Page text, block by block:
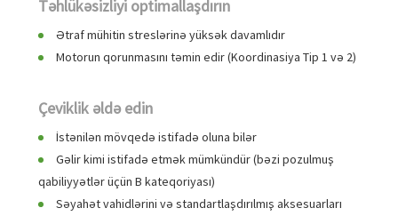
Təhlükəsizliyi optimallaşdırın
Ətraf mühitin streslərinə yüksək davamlıdır
Motorun qorunmasını təmin edir (Koordinasiya Tip 1 və 2)
Çeviklik əldə edin
İstənilən mövqedə istifadə oluna bilər
Gəlir kimi istifadə etmək mümkündür (bəzi pozulmuş
qabiliyyətlər üçün B kateqoriyası)
Səyahət vahidlərini və standartlaşdırılmış aksesuarları